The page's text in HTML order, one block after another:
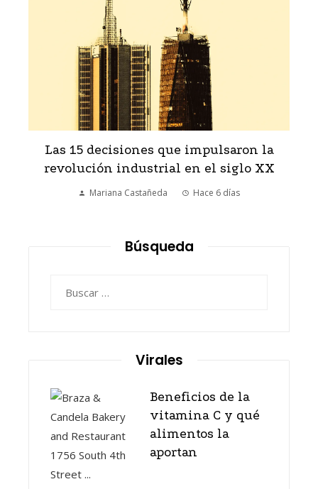
Las 15 decisiones que impulsaron la
revolución industrial en el siglo XX
Mariana Castañeda Hace 6 días
Búsqueda
Virales
Beneficios de la
vitamina C y qué
alimentos la
aportan